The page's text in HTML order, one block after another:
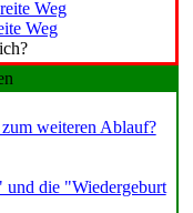
Weg
weiteren Ablauf?
und die "Wiedergeburt